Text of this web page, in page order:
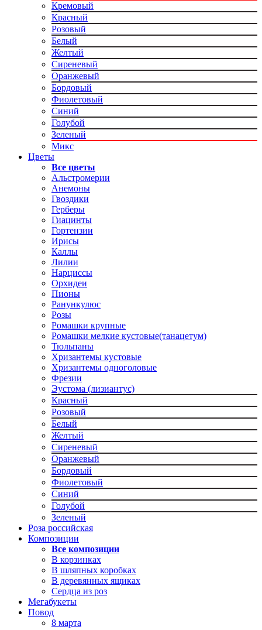
Кремовый
Красный
Розовый
Белый
Желтый
Сиреневый
Оранжевый
Бордовый
Фиолетовый
Синий
Голубой
Зеленый
Микс
Цветы
Все цветы
Альстромерии
Анемоны
Гвоздики
Герберы
Гиацинты
Гортензии
Ирисы
Каллы
Лилии
Нарциссы
Орхидеи
Пионы
Ранункулюс
Розы
Ромашки крупные
Ромашки мелкие кустовые(танацетум)
Тюльпаны
Хризантемы кустовые
Хризантемы одноголовые
Фрезии
Эустома (лизиантус)
Красный
Розовый
Белый
Желтый
Сиреневый
Оранжевый
Бордовый
Фиолетовый
Синий
Голубой
Зеленый
Роза российская
Композиции
Все композиции
В корзинках
В шляпных коробках
В деревянных ящиках
Сердца из роз
Мегабукеты
Повод
8 марта